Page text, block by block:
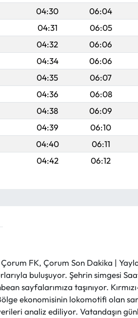
04:30 06:04
04:31 06:05
04:32 06:06
04:34 06:06
04:35 06:07
04:36 06:08
04:38 06:09
04:39 06:10
04:40 06:11
04:42 06:12
FK, Çorum Son Dakika |
buluşuyor. Şehrin simgesi
sayfalarımıza taşınıyor.
ekonomisinin lokomotifi olan
analiz ediliyor. Vatandaşın